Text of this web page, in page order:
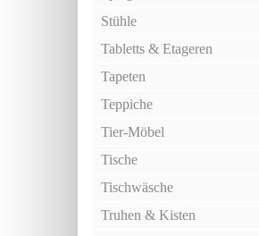
Stühle
Tabletts & Etageren
Tapeten
Teppiche
Tier-Möbel
Tische
Tischwäsche
Truhen & Kisten